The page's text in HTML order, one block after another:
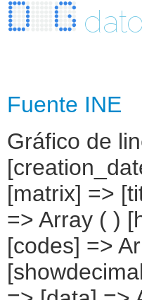
Fuente INE
Gráfico de
[matrix] =>
=> Array ( )
[codes] =>